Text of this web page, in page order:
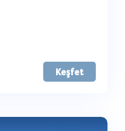
Keşfet